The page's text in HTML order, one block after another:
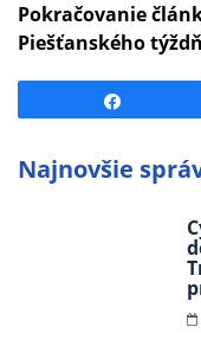
Pokračovanie
Piešťanského
Najnovšie